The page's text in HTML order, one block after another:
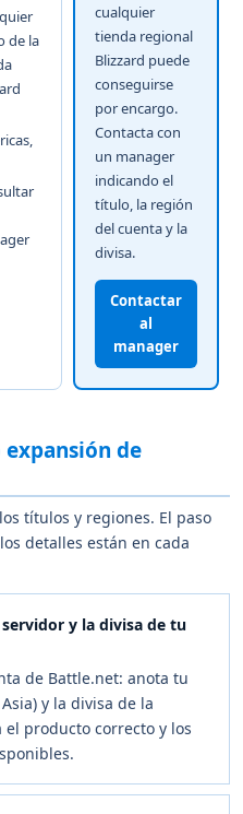
de la
cualquier
tienda regional
Blizzard puede
conseguirse
por encargo.
Contacta con
un manager
indicando el
título, la región
del cuenta y la
divisa.
Contactar
al
manager
de
títulos y regiones. El paso
detalles están en cada
y la divisa de tu
de Battle.net: anota tu
y la divisa de la
producto correcto y los